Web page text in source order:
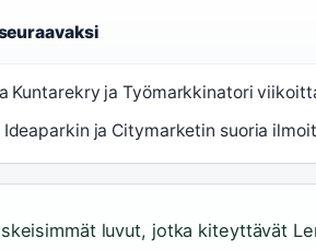
Kuntarekry ja Työmarkkinatori
Ideaparkin ja Citymarketin suoria
luvut, jotka kiteyttävät